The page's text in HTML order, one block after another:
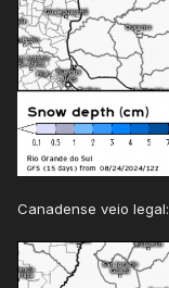
Canadense veio legal: